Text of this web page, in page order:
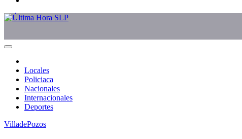
Locales
Policiaca
Nacionales
Internacionales
Deportes
VilladePozos